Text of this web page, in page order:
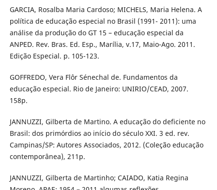
GARCIA, Rosalba Maria Cardoso; MICHELS, Maria Helena. A
política de educação especial no Brasil (1991- 2011): uma
análise da produção do GT 15 – educação especial da
ANPED. Rev. Bras. Ed. Esp., Marília, v.17, Maio-Ago. 2011.
Edição Especial. p. 105-123.
GOFFREDO, Vera Flôr Sénechal de. Fundamentos da
educação especial. Rio de Janeiro: UNIRIO/CEAD, 2007.
158p.
JANNUZZI, Gilberta de Martino. A educação do deficiente no
Brasil: dos primórdios ao início do século XXI. 3 ed. rev.
Campinas/SP: Autores Associados, 2012. (Coleção educação
contemporânea), 211p.
JANNUZZI, Gilberta de Martinho; CAIADO, Katia Regina